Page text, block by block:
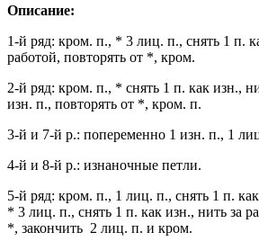
Описание:
1-й ряд: кром. п., * 3 лиц. п., снять 1 п.
работой, повторять от *, кром.
2-й ряд: кром. п., * снять 1 п. как изн.,
изн. п., повторять от *, кром. п.
3-й и 7-й р.: попеременно 1 изн. п., 1
4-й и 8-й р.: изнаночные петли.
5-й ряд: кром. п., 1 лиц. п., снять 1 п.
* 3 лиц. п., снять 1 п. как изн., нить за
*, закончить 2 лиц. п. и кром.